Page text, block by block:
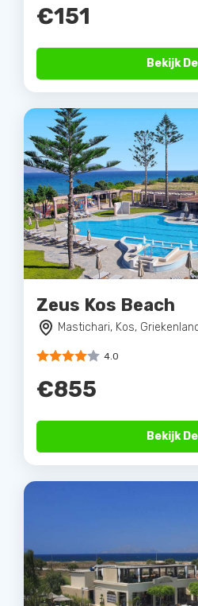
€151
Bekijk
Zeus Kos Beach
Mastichari, Kos,
4.0
€855
Bekijk